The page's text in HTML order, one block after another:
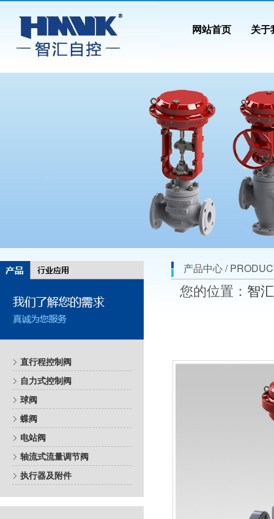
网站首页 关于
直行程控制阀
自力式控制阀
球阀
蝶阀
电站阀
轴流式流量调节阀
执行器及附件
产品中心 /
您的位置： 智